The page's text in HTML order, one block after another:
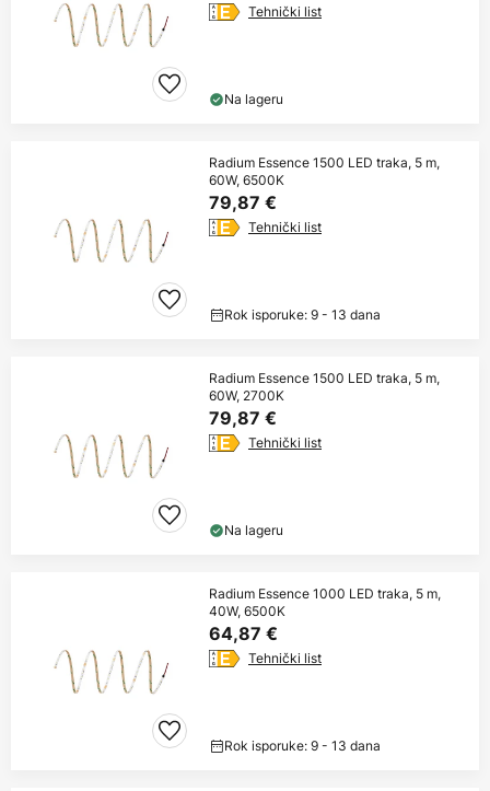
Tehnički list
Na lageru
Radium Essence 1500 LED traka, 5 m,
60W, 6500K
79,87 €
Tehnički list
Rok isporuke: 9 - 13 dana
Radium Essence 1500 LED traka, 5 m,
60W, 2700K
79,87 €
Tehnički list
Na lageru
Radium Essence 1000 LED traka, 5 m,
40W, 6500K
64,87 €
Tehnički list
Rok isporuke: 9 - 13 dana